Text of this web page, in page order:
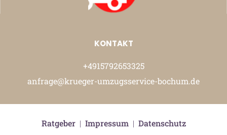
KONTAKT
+4915792653325
anfrage@krueger-umzugsservice-bochum.de
Ratgeber| Impressum| Datenschutz